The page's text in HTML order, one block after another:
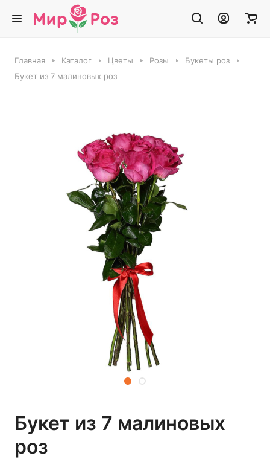
Главная Каталог Цветы Розы
Букеты роз
Букет из 7 малиновых роз
Букет из 7 малиновых
роз